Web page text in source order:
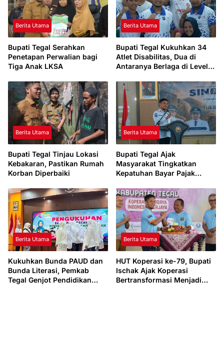
Berita Utama
Bupati Tegal Serahkan
Penetapan Perwalian bagi
Tiga Anak LKSA
Berita Utama
Bupati Tegal Kukuhkan 34
Atlet Disabilitas, Dua di
Antaranya Berlaga di Level
Berita Utama
Bupati Tegal Tinjau Lokasi
Kebakaran, Pastikan Rumah
Korban Diperbaiki
Berita Utama
Bupati Tegal Ajak
Masyarakat Tingkatkan
Kepatuhan Bayar Pajak
NGOPENI”
Berita Utama
Kukuhkan Bunda PAUD dan
Bunda Literasi, Pemkab
Tegal Genjot Pendidikan
Berita Utama
HUT Koperasi ke-79, Bupati
Ischak Ajak Koperasi
Bertransformasi Menjadi